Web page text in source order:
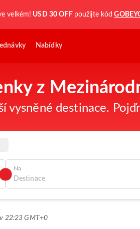
velkém! USD 30 OFF použijte kód
Nabídky
z
vysněné destinace.
Na
22:23 GMT+0